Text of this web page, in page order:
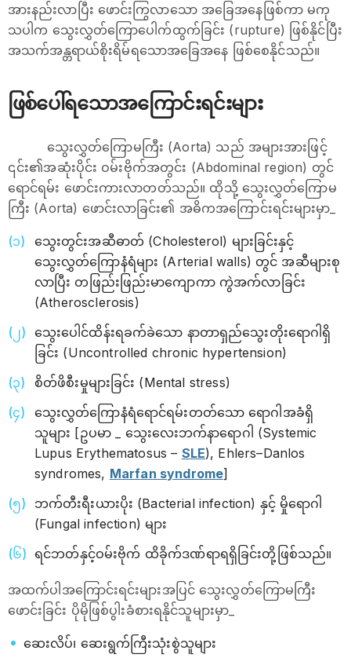
အားနည်းလာပြီး ဖောင်းကြွလာသော အခြေအနေဖြစ်ကာ မကု
သပါက သွေးလွှတ်ကြောပေါက်ထွက်ခြင်း (rupture) ဖြစ်နိုင်ပြီး
အသက်အန္တရာယ်စိုးရိမ်ရသောအခြေအနေ ဖြစ်စေနိုင်သည်။
ဖြစ်ပေါ်ရသောအကြောင်းရင်းများ
သွေးလွှတ်ကြောမကြီး (Aorta) သည် အများအားဖြင့်
၎င်း၏အဆုံးပိုင်း ဝမ်းဗိုက်အတွင်း (Abdominal region) တွင်
ရောင်ရမ်း ဖောင်းကားလာတတ်သည်။ ထိုသို့ သွေးလွှတ်ကြောမ
ကြီး (Aorta) ဖောင်းလာခြင်း၏ အဓိကအကြောင်းရင်းများမှာ_
သွေးတွင်းအဆီဓာတ် (Cholesterol) များခြင်းနှင့်
သွေးလွှတ်ကြောနံရံများ (Arterial walls) တွင် အဆီများစု
လာပြီး တဖြည်းဖြည်းမာကျောကာ ကွဲအက်လာခြင်း
(Atherosclerosis)
သွေးပေါင်ထိန်းရခက်ခဲသော နာတာရှည်သွေးတိုးရောဂါရှိ
ခြင်း (Uncontrolled chronic hypertension)
စိတ်ဖိစီးမှုများခြင်း (Mental stress)
သွေးလွှတ်ကြောနံရံရောင်ရမ်းတတ်သော ရောဂါအခံရှိ
သူများ [ဥပမာ _ သွေးလေးဘက်နာရောဂါ (Systemic
Lupus Erythematosus – SLE), Ehlers–Danlos
syndromes, Marfan syndrome]
ဘက်တီးရီးယားပိုး (Bacterial infection) နှင့် မှိုရောဂါ
(Fungal infection) များ
ရင်ဘတ်နှင့်ဝမ်းဗိုက် ထိခိုက်ဒဏ်ရာရရှိခြင်းတို့ဖြစ်သည်။
အထက်ပါအကြောင်းရင်းများအပြင် သွေးလွှတ်ကြောမကြီး
ဖောင်းခြင်း ပိုမိုဖြစ်ပွါးခံစားရနိုင်သူများမှာ_
ဆေးလိပ်၊ ဆေးရွက်ကြီးသုံးစွဲသူများ